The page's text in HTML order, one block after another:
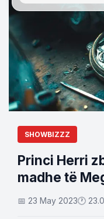
SHOWBIZZZ
Princi Herri
madhe të
📅 23 May 2023🕐